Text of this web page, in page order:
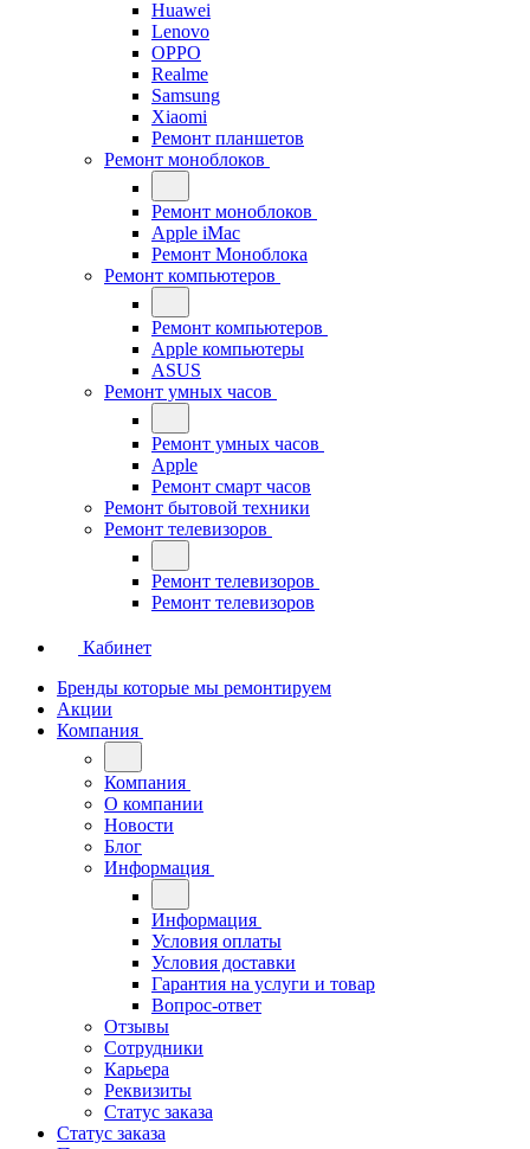
Huawei
Lenovo
OPPO
Realme
Samsung
Xiaomi
Ремонт планшетов
Ремонт моноблоков
Ремонт моноблоков
Apple iMac
Ремонт Моноблока
Ремонт компьютеров
Ремонт компьютеров
Apple компьютеры
ASUS
Ремонт умных часов
Ремонт умных часов
Apple
Ремонт смарт часов
Ремонт бытовой техники
Ремонт телевизоров
Ремонт телевизоров
Ремонт телевизоров
Кабинет
Бренды которые мы ремонтируем
Акции
Компания
Компания
О компании
Новости
Блог
Информация
Информация
Условия оплаты
Условия доставки
Гарантия на услуги и товар
Вопрос-ответ
Отзывы
Сотрудники
Карьера
Реквизиты
Статус заказа
Статус заказа